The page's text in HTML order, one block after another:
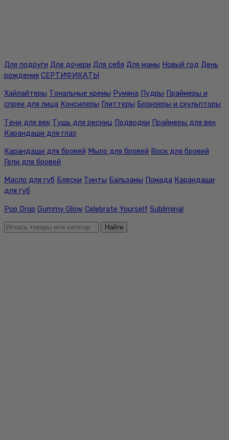
Для подруги Для дочери Для себя Для мамы Новый год День
рождения СЕРТИФИКАТЫ
Хайлайтеры Тональные кремы Румяна Пудры Праймеры и
спреи для лица Консилеры Глиттеры Бронзеры и скульпторы
Тени для век Тушь для ресниц Подводки Праймеры для век
Карандаши для глаз
Карандаши для бровей Мыло для бровей Воск для бровей
Гели для бровей
Масло для губ Блески Тинты Бальзамы Помада Карандаши
для губ
Pop Drop Gummy Glow Celebrate Yourself Subliminal
Найти